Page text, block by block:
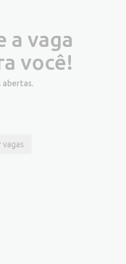
a vaga
você!
abertas.
vagas